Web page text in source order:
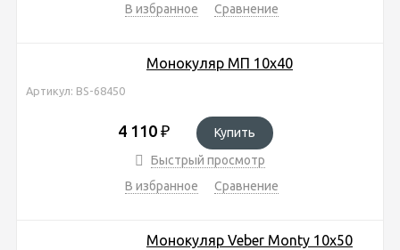
В избранное
Сравнение
Монокуляр МП 10x40
Артикул: BS-68450
4 110 ₽
Купить
Быстрый просмотр
В избранное
Сравнение
Монокуляр Veber Monty 10x50